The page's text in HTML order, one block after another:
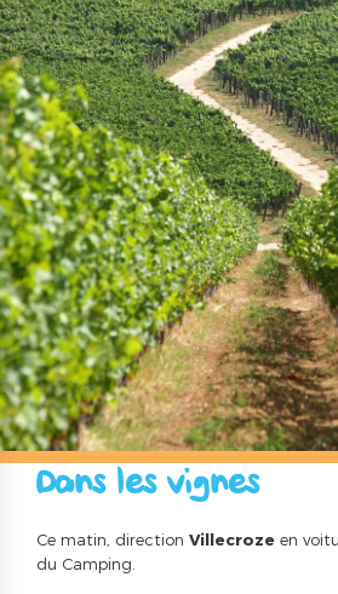
Dans les vignes
Ce matin, direction Villecroze en
du Camping.